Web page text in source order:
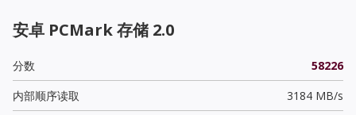
安卓 PCMark 存储 2.0
分数
58226
内部顺序读取
3184 MB/s